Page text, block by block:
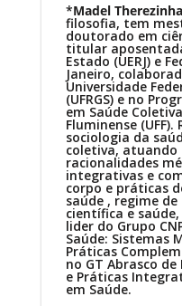
*Madel
filosofia, tem
doutorado em
titular
Estado (UERJ) e
Janeiro,
Universidade
(UFRGS) e no
em Saúde
Fluminense
sociologia da
coletiva, atuando
racionalidades
integrativas e
corpo e práticas
saúde , regime
científica e
lider do Grupo
Saúde: Sistemas
Práticas
no GT Abrasco
e Práticas
em Saúde.